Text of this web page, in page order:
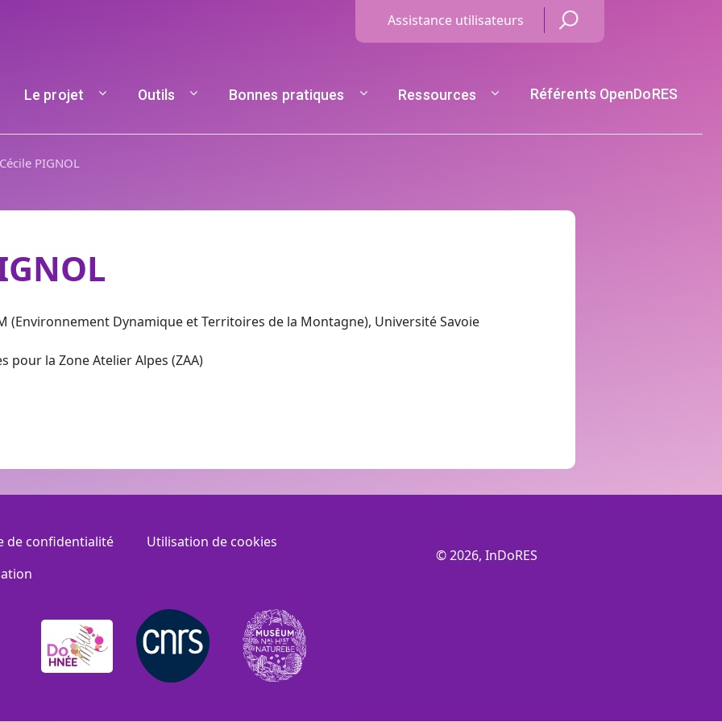
Menu Haut de page
Assistance utilisateurs
Navigation principale
Le projet Outils Bonnes pratiques Ressources Référents OpenDoRES
Cécile PIGNOL
(Environnement Dynamique et Territoires de la Montagne), Université Savoie
pour la Zone Atelier Alpes (ZAA)
de confidentialité
Utilisation de cookies
© 2026, InDoRES